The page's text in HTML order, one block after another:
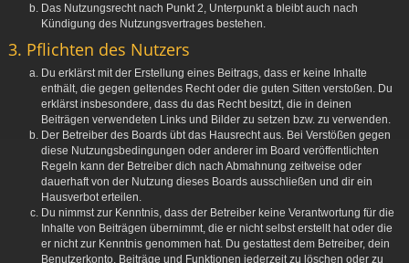
Das Nutzungsrecht nach Punkt 2, Unterpunkt a bleibt auch nach
Kündigung des Nutzungsvertrages bestehen.
3. Pflichten des Nutzers
Du erklärst mit der Erstellung eines Beitrags, dass er keine Inhalte
enthält, die gegen geltendes Recht oder die guten Sitten verstoßen. Du
erklärst insbesondere, dass du das Recht besitzt, die in deinen
Beiträgen verwendeten Links und Bilder zu setzen bzw. zu verwenden.
Der Betreiber des Boards übt das Hausrecht aus. Bei Verstößen gegen
diese Nutzungsbedingungen oder anderer im Board veröffentlichten
Regeln kann der Betreiber dich nach Abmahnung zeitweise oder
dauerhaft von der Nutzung dieses Boards ausschließen und dir ein
Hausverbot erteilen.
Du nimmst zur Kenntnis, dass der Betreiber keine Verantwortung für die
Inhalte von Beiträgen übernimmt, die er nicht selbst erstellt hat oder die
er nicht zur Kenntnis genommen hat. Du gestattest dem Betreiber, dein
Benutzerkonto, Beiträge und Funktionen jederzeit zu löschen oder zu